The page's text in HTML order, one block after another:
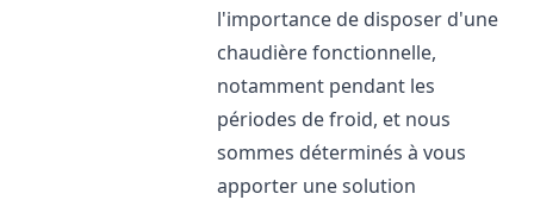
l'importance de disposer d'une
chaudière fonctionnelle,
notamment pendant les
périodes de froid, et nous
sommes déterminés à vous
apporter une solution